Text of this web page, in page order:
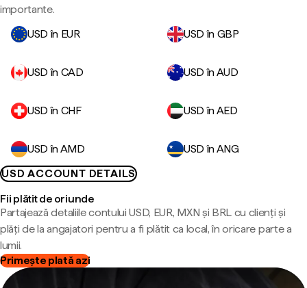
importante.
USD în EUR
USD în GBP
USD în CAD USD în AUD
USD în CHF USD în AED
USD în AMD
USD în ANG
USD ACCOUNT DETAILS
Fii plătit de oriunde
Partajează detaliile contului USD, EUR, MXN și BRL cu clienți și
plăți de la angajatori pentru a fi plătit ca local, în oricare parte a
lumii.
Primește plată azi